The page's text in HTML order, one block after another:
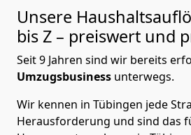
Unsere
bis Z – preiswert und
Seit 9 Jahren sind wir bereits
Umzugsbusiness unterwegs.
Wir kennen in Tübingen jede
Herausforderung und sind das